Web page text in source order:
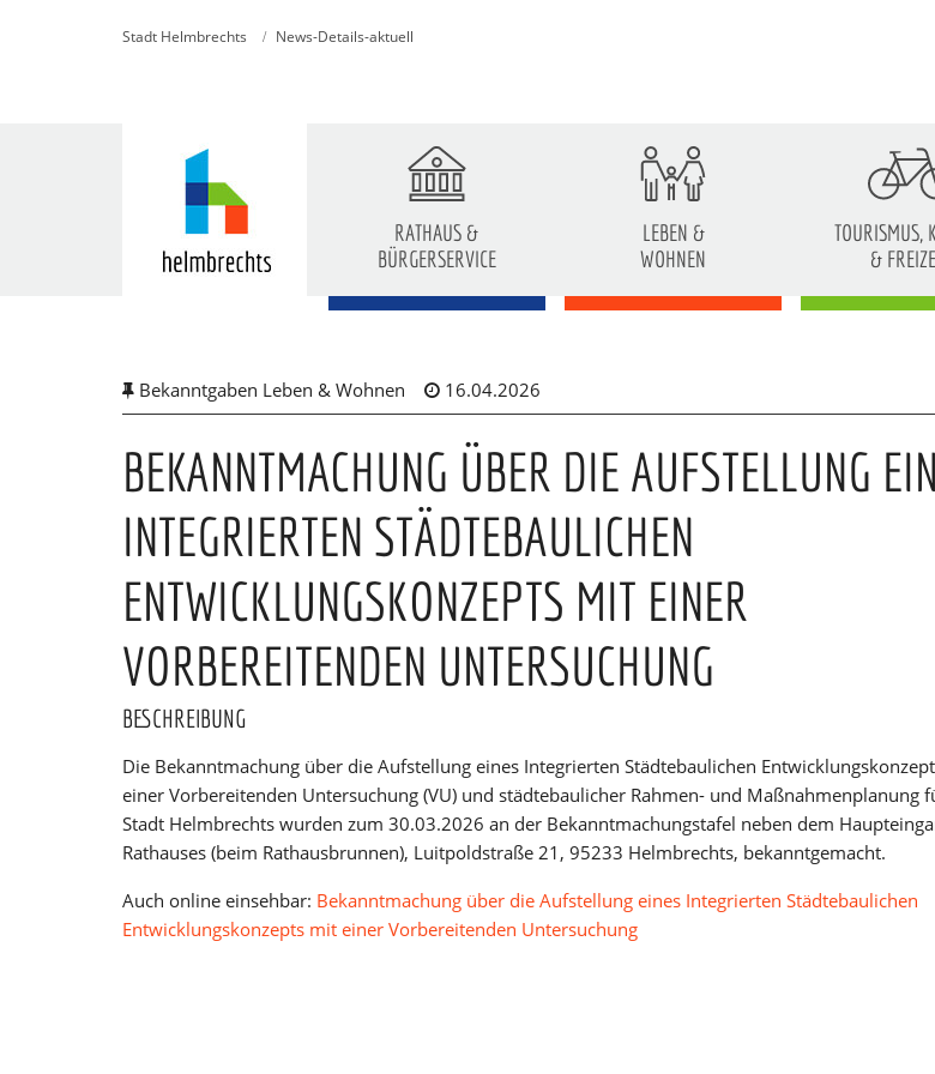
Stadt Helmbrechts News-Details-aktuell
RATHAUS &
BÜRGERSERVICE
LEBEN &
WOHNEN
TOURISMUS,
&
Bekanntgaben Leben & Wohnen 16.04.2026
BEKANNTMACHUNG ÜBER DIE AUFSTELLUNG
INTEGRIERTEN STÄDTEBAULICHEN
ENTWICKLUNGSKONZEPTS MIT EINER
VORBEREITENDEN UNTERSUCHUNG
BESCHREIBUNG
Die Bekanntmachung über die Aufstellung eines Integrierten Städtebaulichen Entwicklungskonzept
einer Vorbereitenden Untersuchung (VU) und städtebaulicher Rahmen- und Maßnahmenplanung
Stadt Helmbrechts wurden zum 30.03.2026 an der Bekanntmachungstafel neben dem
Rathauses (beim Rathausbrunnen), Luitpoldstraße 21, 95233 Helmbrechts, bekanntgemacht.
Auch online einsehbar: Bekanntmachung über die Aufstellung eines Integrierten Städtebaulichen
Entwicklungskonzepts mit einer Vorbereitenden Untersuchung